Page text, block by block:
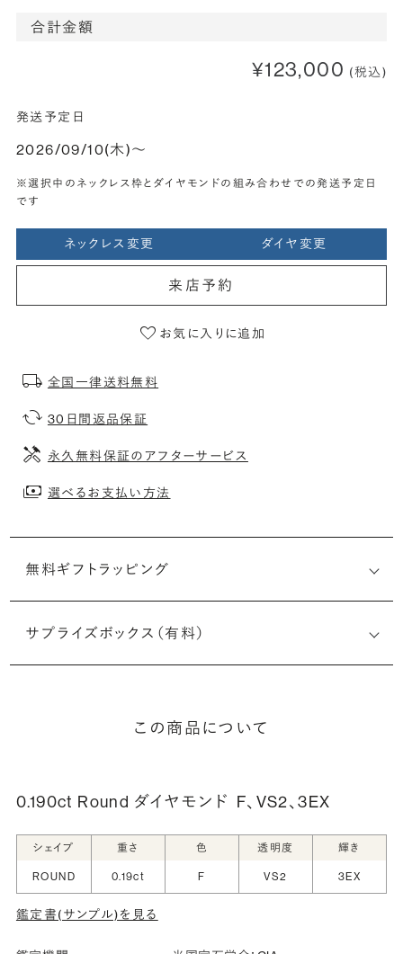
合計金額
¥123,000 (税込)
発送予定日
2026/09/10(木)〜
※選択中のネックレス枠とダイヤモンドの組み合わせでの発送予定日
です
ネックレス変更 ダイヤ変更
来店予約
お気に入りに追加
全国一律送料無料
30日間返品保証
永久無料保証のアフターサービス
選べるお支払い方法
無料ギフトラッピング
サプライズボックス（有料）
この商品について
0.190ct Round ダイヤモンド F、VS2、3EX
シェイプ 重さ 色 透明度 輝き
ROUND 0.19ct F VS2 3EX
鑑定書(サンプル)を見る